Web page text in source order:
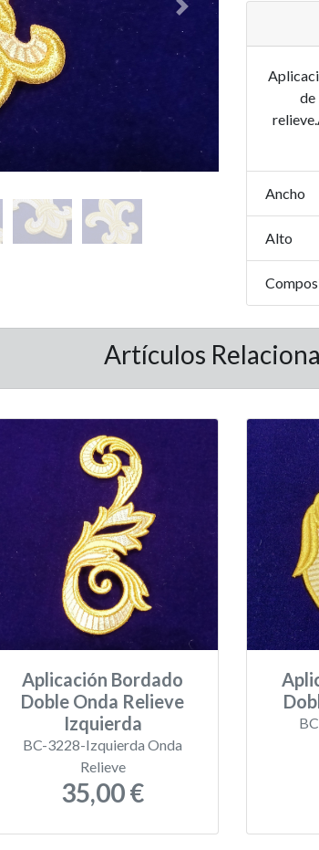
Next
de
Ancho
Alto
Artículos
Aplicación Bordado
Doble Onda Relieve
Izquierda
BC-3228-Izquierda Onda
Relieve
35,00 €